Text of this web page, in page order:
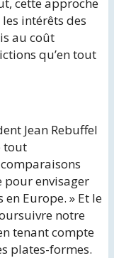
intérêts des
au coût
qu’en tout
Jean Rebuffel
tout
pour envisager
Europe. » Et le
notre
tenant compte
plates-formes.